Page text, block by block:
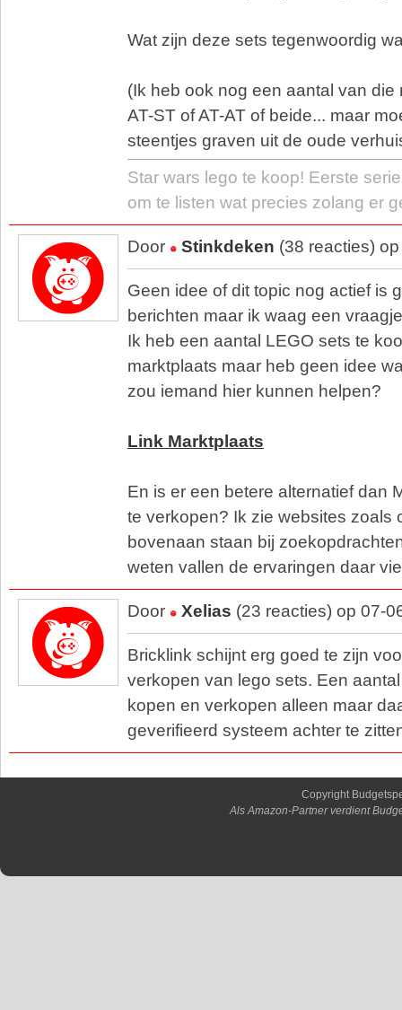
Wat zijn deze sets tegenwoordig
(Ik heb ook nog een aantal van die
AT-ST of AT-AT of beide... maar
steentjes graven uit de oude
Star wars lego te koop! Eerste
om te listen wat precies zolang er
Door Stinkdeken (38 reacties)
Geen idee of dit topic nog actief is
berichten maar ik waag een
Ik heb een aantal LEGO sets te
marktplaats maar heb geen idee
zou iemand hier kunnen helpen?
Link Marktplaats
En is er een betere alternatief dan
te verkopen? Ik zie websites zoals
bovenaan staan bij
weten vallen de ervaringen daar
Door Xelias (23 reacties) op 07-
Bricklink schijnt erg goed te zijn
verkopen van lego sets. Een
kopen en verkopen alleen maar
geverifieerd systeem achter te
Copyright
Als Amazon-Partner verdient